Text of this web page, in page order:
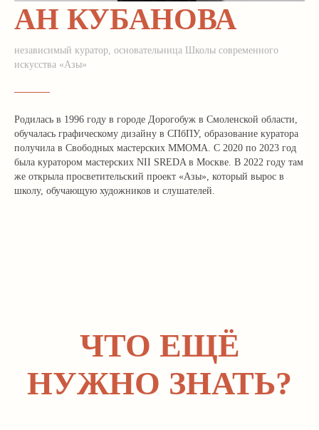
АН КУБАНОВА
независимый куратор, основательница Школы современного
искусства «Азы»
Родилась в 1996 году в городе Дорогобуж в Смоленской области,
обучалась графическому дизайну в СПбПУ, образование куратора
получила в Свободных мастерских ММОМА. С 2020 по 2023 год
была куратором мастерских NII SREDA в Москве. В 2022 году там
же открыла просветительский проект «Азы», который вырос в
школу, обучающую художников и слушателей.
ЧТО ЕЩЁ
НУЖНО ЗНАТЬ?
e-mail
ПОДПИСАТЬСЯ НА НОВОСТИ
ПЕРСОНАЛЬНЫХ ДАННЫХ